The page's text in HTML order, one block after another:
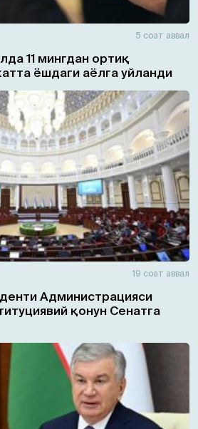
5 соат аввал
11 мингдан ортиқ
ёшдаги аёлга уйланди
19 соат аввал
Администрацияси
қонун Сенатга